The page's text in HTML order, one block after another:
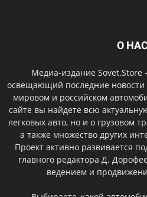
О НАС
Медиа-издание Sovet.Store
освещающий последние
мировом и российском
сайте вы найдете всю
легковых авто, но и о грузовом
а также множество других
Проект активно развивается
главного редактора Д.
ведением и